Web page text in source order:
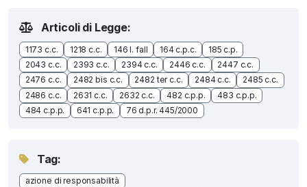
Articoli di Legge:
1173 c.c. 1218 c.c. 146 l. fall 164 c.p.c.
185 c.p.
2043 c.c.
2393 c.c. 2394 c.c. 2446 c.c.
2447 c.c.
2476 c.c.
2482 bis c.c. 2482 ter c.c. 2484 c.c.
2485 c.c.
2486 c.c.
2631 c.c. 2632 c.c. 482 c.p.p.
483 c.p.p.
484 c.p.p.
641 c.p.p. 76 d.p.r. 445/2000
Tag:
azione di responsabilità